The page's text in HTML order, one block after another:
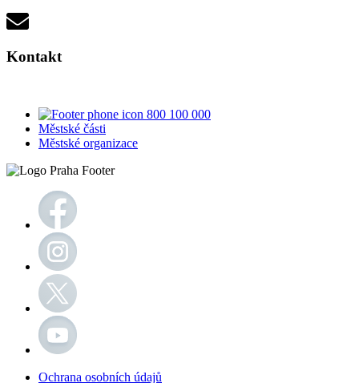
Kontakt
800 100 000
Městské části
Městské organizace
Ochrana osobních údajů